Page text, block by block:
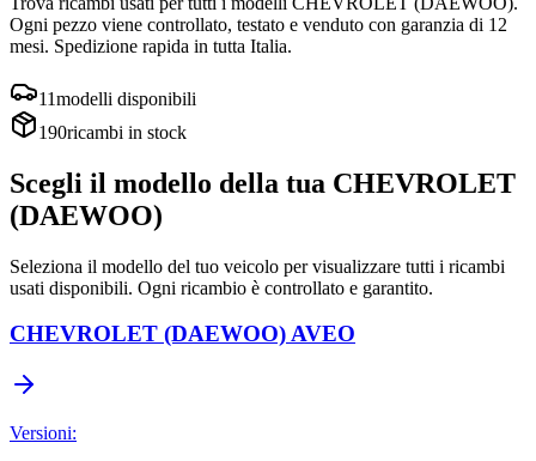
Ogni pezzo viene controllato, testato e venduto con garanzia di 12
mesi. Spedizione rapida in tutta Italia.
11modelli disponibili
190ricambi in stock
Scegli il modello della tua CHEVROLET
(DAEWOO)
Seleziona il modello del tuo veicolo per visualizzare tutti i ricambi
usati disponibili. Ogni ricambio è controllato e garantito.
CHEVROLET (DAEWOO)AVEO
Versioni: